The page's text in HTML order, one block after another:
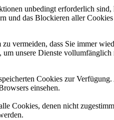
unbedingt erforderlich
und das Blockieren aller
vermeiden, dass Sie immer
unsere Dienste
Cookies zur
einsehen.
Cookies, denen nicht